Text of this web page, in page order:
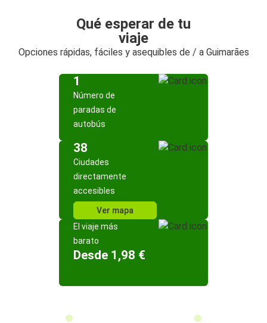
Qué esperar de tu
viaje
Opciones rápidas, fáciles y asequibles de / a Guimarães
1
Número de
paradas de
autobús
38
Ciudades
directamente
accesibles
Ver mapa
El viaje más
barato
Desde 1,98 €